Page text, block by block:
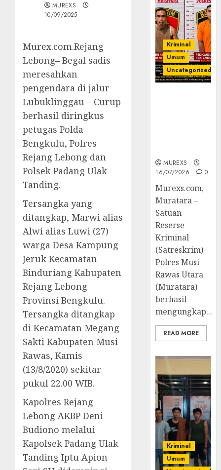
MUREXS
10/09/2025
Murex.com.Rejang
Lebong– Begal sadis
meresahkan
pengendara di jalur
Lubuklinggau – Curup
berhasil diringkus
petugas Polda
Bengkulu, Polres
Rejang Lebong dan
Polsek Padang Ulak
Tanding.
Tersangka yang
ditangkap, Marwi alias
Alwi alias Luwi (27)
warga Desa Kampung
Jeruk Kecamatan
Binduriang Kabupaten
Rejang Lebong
Provinsi Bengkulu.
Tersangka ditangkap
di Kecamatan Megang
Sakti Kabupaten Musi
Rawas, Kamis
(13/8/2020) sekitar
pukul 22.00 WIB.
Kapolres Rejang
Lebong AKBP Deni
Budiono melalui
Kapolsek Padang Ulak
Tanding Iptu Apion
Kriminal
Umum
Uncategorized
MUREXS
16/07/2026
0
Murexs.com,
Muratara –
Satuan
Reserse
Kriminal
(Satreskrim)
Polres Musi
Rawas Utara
(Muratara)
berhasil
mengungkap...
READ MORE
Kriminal
Umum